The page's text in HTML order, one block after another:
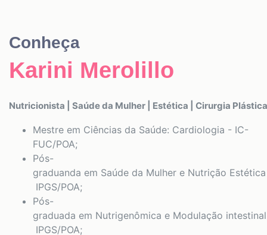
Conheça
Karini Merolillo
Nutricionista | Saúde da Mulher | Estética | Cirurgia Plástica
Mestre em Ciências da Saúde: Cardiologia - IC-
FUC/POA;
Pós-
graduanda em Saúde da Mulher e Nutrição
IPGS/POA;
Pós-
graduada em Nutrigenômica e Modulação
IPGS/POA;